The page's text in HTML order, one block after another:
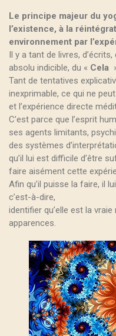
Le principe majeur du
l’existence, à la
environnement par
Il y a tant de livres,
absolu indicible, du « Cela
Tant de tentatives
inexprimable, ce qui ne
et l’expérience directe
C’est parce que l’esprit
ses agents limitants,
des systèmes
qu’il lui est difficile d’être
faire aisément cette
Afin qu’il puisse la faire, il
c’est-à-dire,
identifier qu’elle est la
apparences.